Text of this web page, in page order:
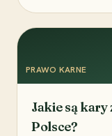
PRAWO KARNE
Jakie są
Polsce?